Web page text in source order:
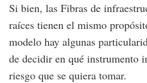
Si bien, las Fibras de
raíces tienen el mismo
modelo hay algunas
de decidir en qué instrumento
riesgo que se quiera tomar.